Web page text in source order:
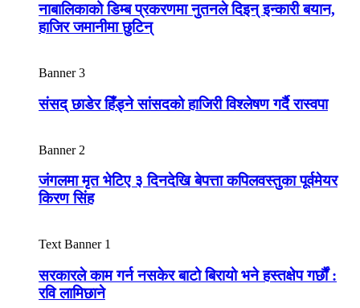
नाबालिकाको डिम्ब प्रकरणमा नुतनले दिइन् इन्कारी बयान,
हाजिर जमानीमा छुटिन्
Banner 3
संसद् छाडेर हिँड्ने सांसदको हाजिरी विश्लेषण गर्दै रास्वपा
Banner 2
जंगलमा मृत भेटिए ३ दिनदेखि बेपत्ता कपिलवस्तुका पूर्वमेयर
किरण सिंह
Text Banner 1
सरकारले काम गर्न नसकेर बाटो बिरायो भने हस्तक्षेप गर्छौं :
रवि लामिछाने